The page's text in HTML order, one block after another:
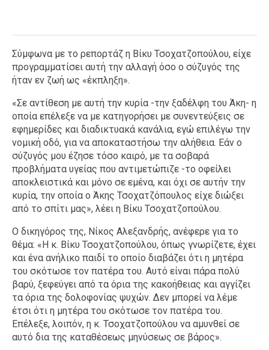
Σύμφωνα με το ρεπορτάζ η Βίκυ Τσοχατζοπούλου, είχε
προγραμματίσει αυτή την αλλαγή όσο ο σύζυγός της
ήταν εν ζωή ως «έκπληξη».
«Σε αντίθεση με αυτή την κυρία -την ξαδέλφη του Άκη- η
οποία επέλεξε να με κατηγορήσει με συνεντεύξεις σε
εφημερίδες και διαδικτυακά κανάλια, εγώ επιλέγω την
νομική οδό, για να αποκαταστήσω την αλήθεια. Εάν ο
σύζυγός μου έζησε τόσο καιρό, με τα σοβαρά
προβλήματα υγείας που αντιμετώπιζε -το οφείλει
αποκλειστικά και μόνο σε εμένα, και όχι σε αυτήν την
κυρία, την οποία ο Άκης Τσοχατζόπουλος είχε διώξει
από το σπίτι μας», λέει η Βίκυ Τσοχατζοπούλου.
Ο δικηγόρος της, Νίκος Αλεξανδρής, ανέφερε για το
θέμα: «Η κ. Βίκυ Τσοχατζοπούλου, όπως γνωρίζετε, έχει
και ένα ανήλικο παιδί το οποίο διαβάζει ότι η μητέρα
του σκότωσε τον πατέρα του. Αυτό είναι πάρα πολύ
βαρύ, ξεφεύγει από τα όρια της κακοήθειας και αγγίζει
τα όρια της δολοφονίας ψυχών. Δεν μπορεί να λέμε
έτσι ότι η μητέρα του σκότωσε τον πατέρα του.
Επέλεξε, λοιπόν, η κ. Τσοχατζοπούλου να αμυνθεί σε
αυτό δια της καταθέσεως μηνύσεως σε βάρος».